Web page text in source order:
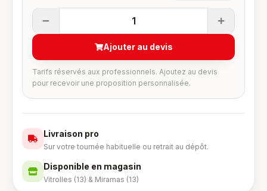
1
Ajouter au devis
Tarifs réservés aux professionnels. Ajoutez au devis
pour recevoir une proposition personnalisée.
Livraison pro
Sur votre tournée habituelle ou retrait au dépôt.
Disponible en magasin
Vitrolles (13) & Miramas (13)